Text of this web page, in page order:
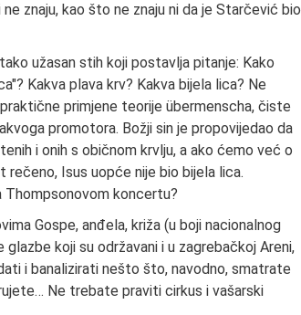
znaju, kao što ne znaju ni da je Starčević bio
užasan stih koji postavlja pitanje: Kako
Kakva plava krv? Kakva bijela lica? Ne
primjene teorije übermenscha, čiste
promotora. Božji sin je propovijedao da
i onih s običnom krvlju, a ako ćemo već o
rečeno, Isus uopće nije bio bijela lica.
Thompsonovom koncertu?
Gospe, anđela, križa (u boji nacionalnog
koji su održavani i u zagrebačkoj Areni,
i banalizirati nešto što, navodno, smatrate
Ne trebate praviti cirkus i vašarski